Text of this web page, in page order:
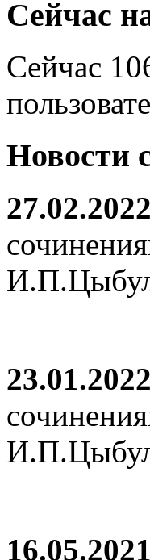
Сейчас
Сейчас
Новости
27.02.2022
23.01.2022
16.05.2021